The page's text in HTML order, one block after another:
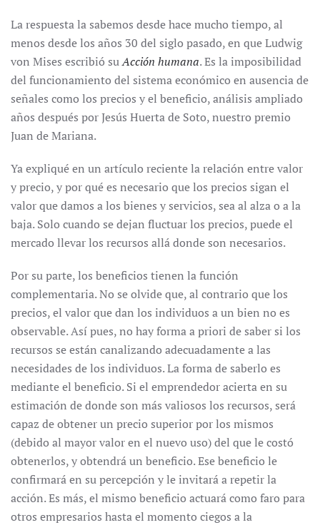
La respuesta la sabemos desde hace mucho tiempo, al
menos desde los años 30 del siglo pasado, en que Ludwig
von Mises escribió suAcción humana. Es la imposibilidad
del funcionamiento del sistema económico en ausencia de
señales como los precios y el beneficio, análisis ampliado
años después por Jesús Huerta de Soto, nuestro premio
Juan de Mariana.
Ya expliqué en un artículo reciente la relación entre valor
y precio, y por qué es necesario que los precios sigan el
valor que damos a los bienes y servicios, sea al alza o a la
baja. Solo cuando se dejan fluctuar los precios, puede el
mercado llevar los recursos allá donde son necesarios.
Por su parte, los beneficios tienen la función
complementaria. No se olvide que, al contrario que los
precios, el valor que dan los individuos a un bien no es
observable. Así pues, no hay forma a priori de saber si los
recursos se están canalizando adecuadamente a las
necesidades de los individuos. La forma de saberlo es
mediante el beneficio. Si el emprendedor acierta en su
estimación de donde son más valiosos los recursos, será
capaz de obtener un precio superior por los mismos
(debido al mayor valor en el nuevo uso) del que le costó
obtenerlos, y obtendrá un beneficio. Ese beneficio le
confirmará en su percepción y le invitará a repetir la
acción. Es más, el mismo beneficio actuará como faro para
otros empresarios hasta el momento ciegos a la